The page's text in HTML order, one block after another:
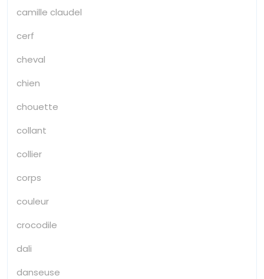
camille claudel
cerf
cheval
chien
chouette
collant
collier
corps
couleur
crocodile
dali
danseuse